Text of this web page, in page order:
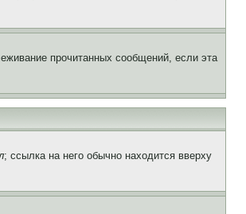
прочитанных сообщений, если эта
; ссылка на него обычно находится вверху